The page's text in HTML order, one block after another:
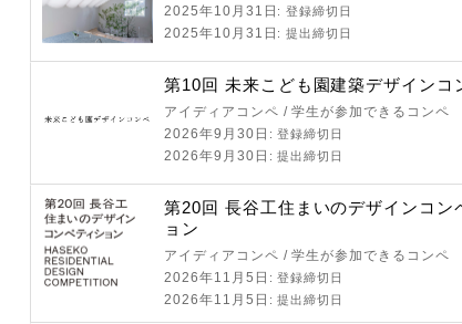
2025年10月31日 : 登録締切日
2025年10月31日 : 提出締切日
第10回 未来こども園建築デザインコ
アイディアコンペ / 学生が参加できるコンペ
2026年9月30日 : 登録締切日
2026年9月30日 : 提出締切日
第20回 長谷工住まいのデザインコン
ョン
アイディアコンペ / 学生が参加できるコンペ
2026年11月5日 : 登録締切日
2026年11月5日 : 提出締切日